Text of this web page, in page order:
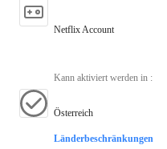
Netflix Account
Kann aktiviert werden in :
Österreich
Länderbeschränkungen